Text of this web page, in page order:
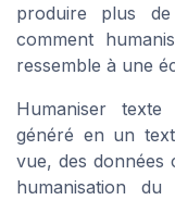
produire plus
comment
ressemble à une
Humaniser
généré en un
vue, des données
humanisation